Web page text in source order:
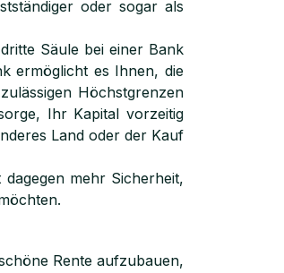
oder sogar als
Säule bei einer Bank
ermöglicht es Ihnen, die
Höchstgrenzen
Ihr Kapital vorzeitig
Land oder der Kauf
mehr Sicherheit,
Rente aufzubauen,